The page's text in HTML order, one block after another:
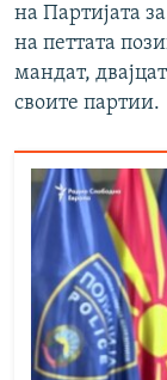
на Партијата
на петтата
мандат,
своите партии.